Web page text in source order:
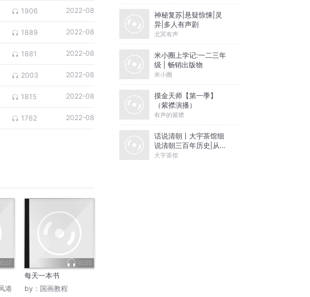
1906 2022-08
1889 2022-08
1881 2022-08
2003 2022-08
1815 2022-08
1762 2022-08
港
8555
每天一本书
by： 国画教程
神秘复苏|悬疑惊悚|灵
异|多人有声剧
北冥有声
米小圈上学记:一二三年
级 | 畅销出版物
米小圈
摸金天师【第一季】
（紫襟演播）
有声的紫襟
话说清朝丨大宇茶馆细
说清朝三百年历史|从努
尔哈赤到末代皇帝溥仪|
大宇茶馆